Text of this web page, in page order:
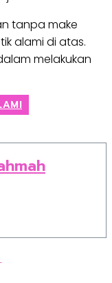
tanpa make
alami di atas.
melakukan